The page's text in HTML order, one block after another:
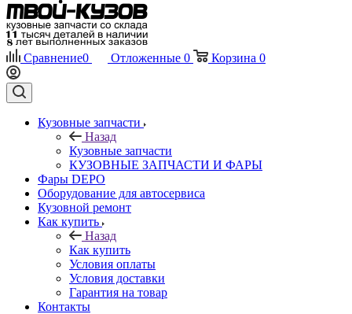
Сравнение0 Отложенные 0 Корзина 0
Кузовные запчасти
Назад
Кузовные запчасти
КУЗОВНЫЕ ЗАПЧАСТИ И ФАРЫ
Фары DEPO
Оборудование для автосервиса
Кузовной ремонт
Как купить
Назад
Как купить
Условия оплаты
Условия доставки
Гарантия на товар
Контакты